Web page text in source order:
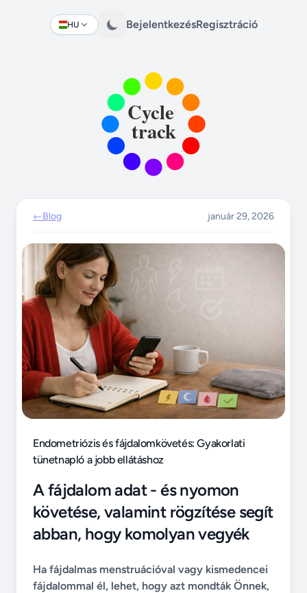
HU
Change language BejelentkezésRegisztráció
←Blog január 29, 2026
Endometriózis és fájdalomkövetés: Gyakorlati
tünetnapló a jobb ellátáshoz
A fájdalom adat - és nyomon
követése, valamint rögzítése segít
abban, hogy komolyan vegyék
Ha fájdalmas menstruációval vagy kismedencei
fájdalommal él, lehet, hogy azt mondták Önnek,